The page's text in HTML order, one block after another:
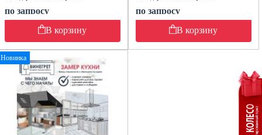
по запросу
В корзину
по запросу
В корзину
Новинка